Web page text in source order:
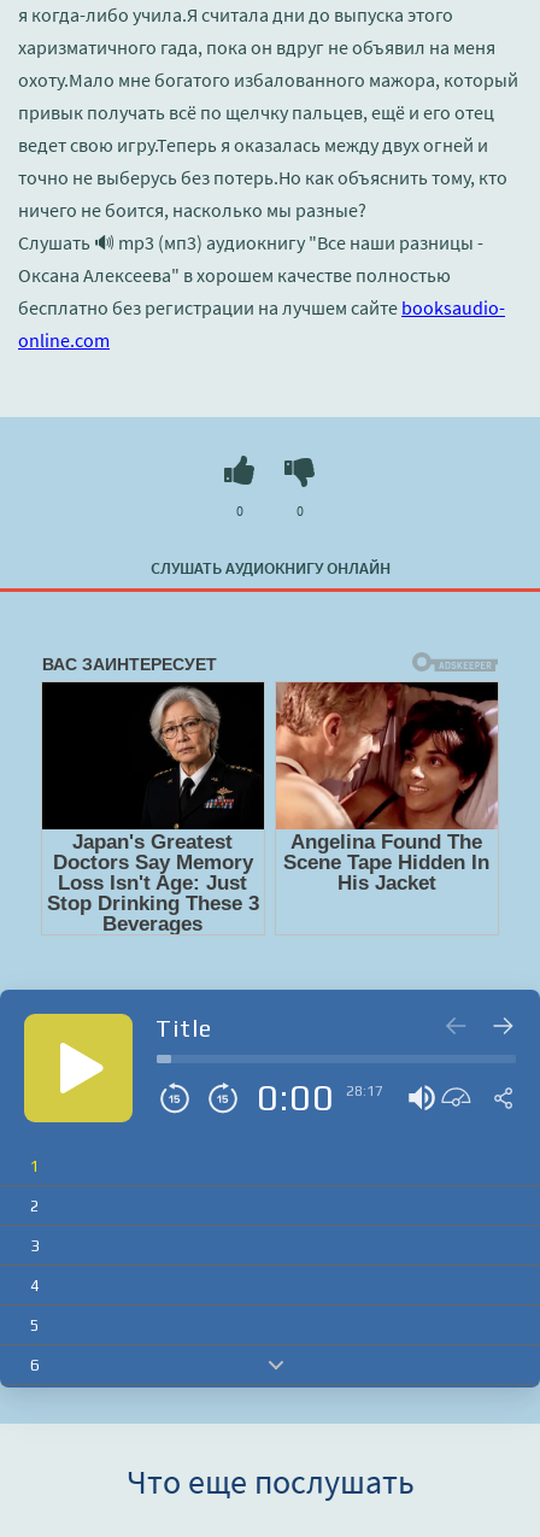
я когда-либо учила.Я считала дни до выпуска этого
харизматичного гада, пока он вдруг не объявил на меня
охоту.Мало мне богатого избалованного мажора, который
привык получать всё по щелчку пальцев, ещё и его отец
ведет свою игру.Теперь я оказалась между двух огней и
точно не выберусь без потерь.Но как объяснить тому, кто
ничего не боится, насколько мы разные?
Слушать 🔊 mp3 (мп3) аудиокнигу "Все наши разницы -
Оксана Алексеева" в хорошем качестве полностью
бесплатно без регистрации на лучшем сайте booksaudio-
online.com
СЛУШАТЬ АУДИОКНИГУ ОНЛАЙН
0 0
Title
0:00 28:17
1
2
3
4
5
6
Что еще послушать